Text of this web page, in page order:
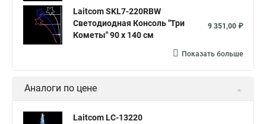
Laitcom SKL7-220RBW
Светодиодная Консоль "Три
Кометы" 90 x 140 см
9 351,00 ₽
Показать больше
Аналоги по цене
Laitcom LC-13220